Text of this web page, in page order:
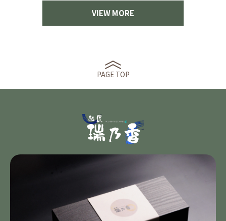
VIEW MORE
PAGE TOP